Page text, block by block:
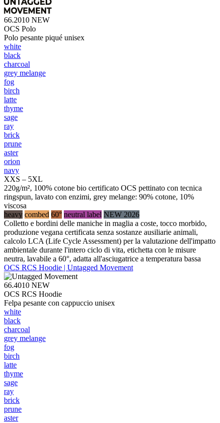
66.2010 NEW
OCS Polo
Polo pesante piqué unisex
white
black
charcoal
grey melange
fog
birch
latte
thyme
sage
ray
brick
prune
aster
orion
navy
XXS – 5XL
220g/m², 100% cotone bio certificato OCS pettinato con tecnica
ringspun, lavato con enzimi, grey melange: 90% cotone, 10%
viscosa
heavy combed 60° neutral label NEW 2026
Colletto e bordini delle maniche in maglia a coste, tocco morbido,
produzione vegana certificata senza sostanze ausiliarie animali,
calcolo LCA (Life Cycle Assessment) per la valutazione dell'impatto
ambientale durante l'intero ciclo di vita, etichetta con le misure
neutra, lavabile a 60°, adatta all'asciugatrice a temperatura bassa
OCS RCS Hoodie | Untagged Movement
66.4010 NEW
OCS RCS Hoodie
Felpa pesante con cappuccio unisex
white
black
charcoal
grey melange
fog
birch
latte
thyme
sage
ray
brick
prune
aster